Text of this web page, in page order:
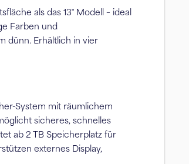
als das 13″ Modell – ideal
Farben und
dünn. Erhältlich in vier
System mit räumlichem
sicheres, schnelles
ab 2 TB Speicherplatz für
externes Display,